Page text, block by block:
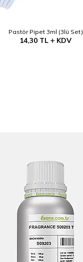
Pastör Pipet 3ml (3lü Set)
14,30 TL KDV